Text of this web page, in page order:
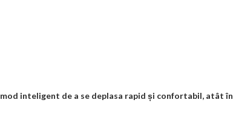
inteligent de a se deplasa rapid și confortabil, atât în